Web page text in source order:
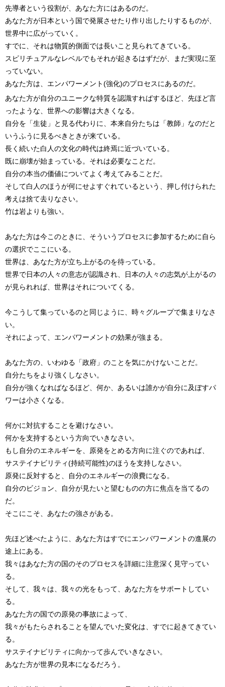
先導者という役割が、あなた方にはあるのだ。
あなた方が日本という国で発展させたり作り出したりするものが、
世界中に広がっていく。
すでに、それは物質的側面では長いこと見られてきている。
スピリチュアルなレベルでもそれが起きるはずだが、まだ実現に至
っていない。
あなた方は、エンパワーメント(強化)のプロセスにあるのだ。
あなた方が自分のユニークな特質を認識すればするほど、先ほど言
ったような、世界への影響は大きくなる。
自分を「生徒」と見る代わりに、本来自分たちは「教師」なのだと
いうふうに見るべきときが来ている。
長く続いた白人の文化の時代は終焉に近づいている。
既に崩壊が始まっている。それは必要なことだ。
自分の本当の価値についてよく考えてみることだ。
そして白人のほうが何にせよすぐれているという、押し付けられた
考えは捨て去りなさい。
竹は岩よりも強い。
あなた方は今このときに、そういうプロセスに参加するために自ら
の選択でここにいる。
世界は、あなた方が立ち上がるのを待っている。
世界で日本の人々の意志が認識され、日本の人々の志気が上がるの
が見られれば、世界はそれについてくる。
今こうして集っているのと同じように、時々グループで集まりなさ
い。
それによって、エンパワーメントの効果が強まる。
あなた方の、いわゆる「政府」のことを気にかけないことだ。
自分たちをより強くしなさい。
自分が強くなればなるほど、何か、あるいは誰かが自分に及ぼすパ
ワーは小さくなる。
何かに対抗することを避けなさい。
何かを支持するという方向でいきなさい。
もし自分のエネルギーを、原発をとめる方向に注ぐのであれば、
サステイナビリティ(持続可能性)のほうを支持しなさい。
原発に反対すると、自分のエネルギーの浪費になる。
自分のビジョン、自分が見たいと望むものの方に焦点を当てるの
だ。
そこにこそ、あなたの強さがある。
先ほど述べたように、あなた方はすでにエンパワーメントの進展の
途上にある。
我々はあなた方の国のそのプロセスを詳細に注意深く見守ってい
る。
そして、我々は、我々の光をもって、あなた方をサポートしてい
る。
あなた方の国での原発の事故によって、
我々がもたらされることを望んでいた変化は、すでに起きてきてい
る。
サステイナビリティに向かって歩んでいきなさい。
あなた方が世界の見本になるだろう。